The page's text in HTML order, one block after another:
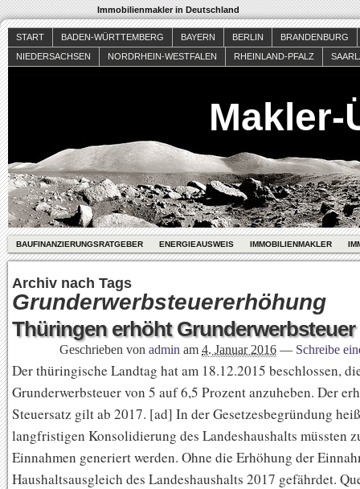
Immobilienmakler in Deutschland
START BADEN-WÜRTTEMBERG BAYERN BERLIN
BRANDENBURG
NIEDERSACHSEN
NORDRHEIN-WESTFALEN RHEINLAND-PFALZ
Makler-
BAUFINANZIERUNGSRATGEBER ENERGIEAUSWEIS IMMOBILIENMAKLER
Archiv nach Tags
Grunderwerbsteuererhöhung
Thüringen erhöht Grunderwerbsteuer
Geschrieben von admin am 4. Januar 2016 — Schreibe
Der thüringische Landtag hat am 18.12.2015 beschlossen,
Grunderwerbsteuer von 5 auf 6,5 Prozent anzuheben. Der
Steuersatz gilt ab 2017. [ad] In der Gesetzesbegründung
langfristigen Konsolidierung des Landeshaushalts müssten
Einnahmen generiert werden. Ohne die Erhöhung der
Haushaltsausgleich des Landeshaushalts 2017 gefährdet.